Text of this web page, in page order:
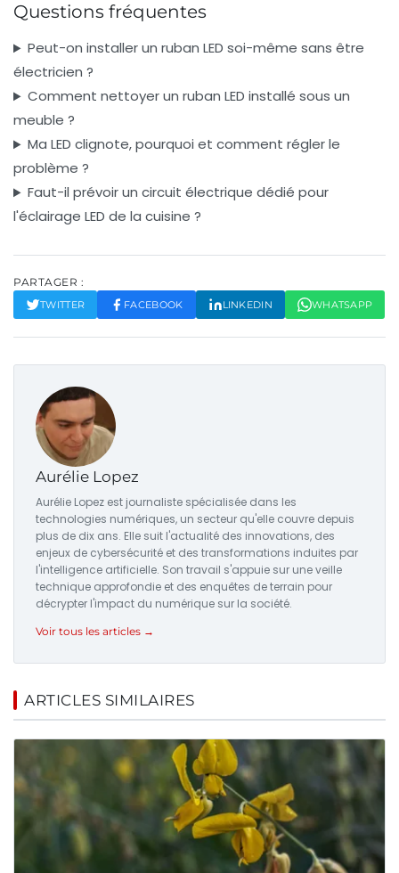
Questions fréquentes
Peut-on installer un ruban LED soi-même sans être
électricien ?
Comment nettoyer un ruban LED installé sous un
meuble ?
Ma LED clignote, pourquoi et comment régler le
problème ?
Faut-il prévoir un circuit électrique dédié pour
l'éclairage LED de la cuisine ?
PARTAGER :
TWITTER FACEBOOK LINKEDIN WHATSAPP
Aurélie Lopez
Aurélie Lopez est journaliste spécialisée dans les
technologies numériques, un secteur qu'elle couvre depuis
plus de dix ans. Elle suit l'actualité des innovations, des
enjeux de cybersécurité et des transformations induites par
l'intelligence artificielle. Son travail s'appuie sur une veille
technique approfondie et des enquêtes de terrain pour
décrypter l'impact du numérique sur la société.
Voir tous les articles →
ARTICLES SIMILAIRES